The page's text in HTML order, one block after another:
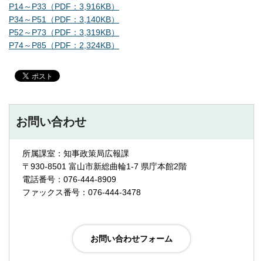
P14～P33（PDF：3,916KB）
P34～P51（PDF：3,140KB）
P52～P73（PDF：3,319KB）
P74～P85（PDF：2,324KB）
お問い合わせ
所属課室：知事政策局広報課
〒930-8501 富山市新総曲輪1-7 県庁本館2階
電話番号：076-444-8909
ファックス番号：076-444-3478